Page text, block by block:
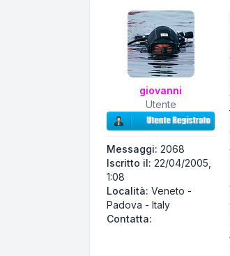
giovanni
Utente
Messaggi: 2068
Iscritto il: 22/04/2005,
1:08
Località: Veneto -
Padova - Italy
Contatta:
Contatta